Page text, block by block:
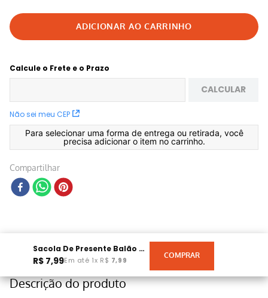
Calcule o Frete e o Prazo
Não sei meu CEP
CALCULAR
Para selecionar uma forma de entrega ou retirada, você
precisa adicionar o item no carrinho.
Compartilhar
Sacola De Presente Balão Azul
R$ 7,99Em até 1x R$ 7,99
Descrição do produto